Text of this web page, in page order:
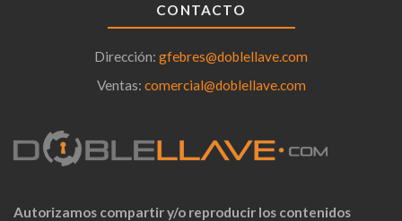
CONTACTO
Dirección: gfebres@doblellave.com
Ventas: comercial@doblellave.com
Autorizamos compartir y/o reproducir los contenidos